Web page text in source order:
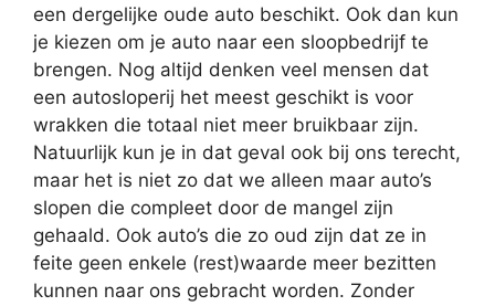
een dergelijke oude auto beschikt. Ook dan kun
je kiezen om je auto naar een sloopbedrijf te
brengen. Nog altijd denken veel mensen dat
een autosloperij het meest geschikt is voor
wrakken die totaal niet meer bruikbaar zijn.
Natuurlijk kun je in dat geval ook bij ons terecht,
maar het is niet zo dat we alleen maar auto’s
slopen die compleet door de mangel zijn
gehaald. Ook auto’s die zo oud zijn dat ze in
feite geen enkele (rest)waarde meer bezitten
kunnen naar ons gebracht worden. Zonder